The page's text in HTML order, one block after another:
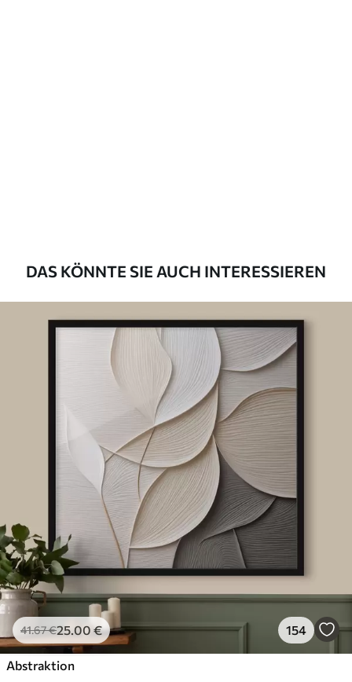
DAS KÖNNTE SIE AUCH INTERESSIEREN
41.67€25.00 € 154
Abstraktion